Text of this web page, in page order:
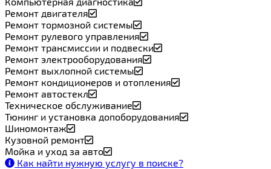
Ремонт двигателя
Ремонт тормозной системы
Ремонт рулевого управления
Ремонт трансмиссии и подвески
Ремонт электрооборудования
Ремонт выхлопной системы
Ремонт кондиционеров и отопления
Ремонт автостекл
Техническое обслуживание
Тюнинг и установка допоборудования
Шиномонтаж
Кузовной ремонт
Мойка и уход за авто
Как найти нужную услугу в поиске?